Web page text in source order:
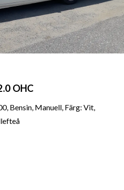
OHC
Bensin, Manuell, Färg: Vit,